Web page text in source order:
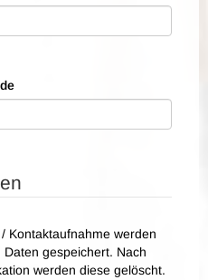
Kontaktaufnahme werden
gespeichert. Nach
werden diese gelöscht.